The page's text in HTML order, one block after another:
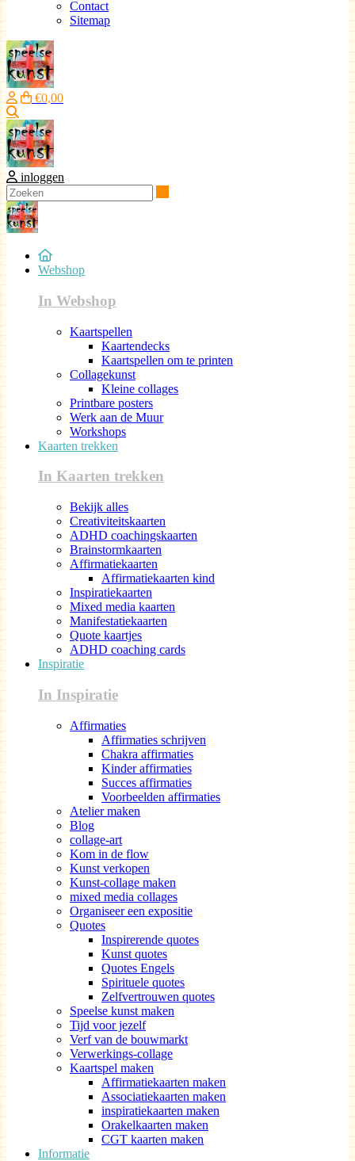
Contact
Sitemap
€0,00
inloggen
Webshop
In Webshop
Kaartspellen
Kaartendecks
Kaartspellen om te printen
Collagekunst
Kleine collages
Printbare posters
Werk aan de Muur
Workshops
Kaarten trekken
In Kaarten trekken
Bekijk alles
Creativiteitskaarten
ADHD coachingskaarten
Brainstormkaarten
Affirmatiekaarten
Affirmatiekaarten kind
Inspiratiekaarten
Mixed media kaarten
Manifestatiekaarten
Quote kaartjes
ADHD coaching cards
Inspiratie
In Inspiratie
Affirmaties
Affirmaties schrijven
Chakra affirmaties
Kinder affirmaties
Succes affirmaties
Voorbeelden affirmaties
Atelier maken
Blog
collage-art
Kom in de flow
Kunst verkopen
Kunst-collage maken
mixed media collages
Organiseer een expositie
Quotes
Inspirerende quotes
Kunst quotes
Quotes Engels
Spirituele quotes
Zelfvertrouwen quotes
Speelse kunst maken
Tijd voor jezelf
Verf van de bouwmarkt
Verwerkings-collage
Kaartspel maken
Affirmatiekaarten maken
Associatiekaarten maken
inspiratiekaarten maken
Orakelkaarten maken
CGT kaarten maken
Informatie